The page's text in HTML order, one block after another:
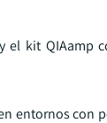
kit QIAamp
entornos con